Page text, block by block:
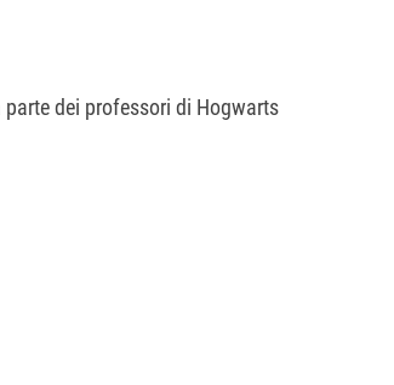
dei professori di Hogwarts